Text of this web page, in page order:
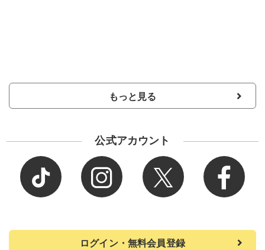
もっと見る
公式アカウント
ログイン・無料会員登録